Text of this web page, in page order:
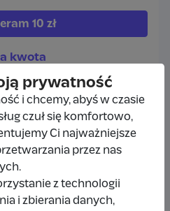
10 zł
kwota
Zgłoś
prywatność
i chcemy, abyś w czasie
czuł się komfortowo,
Ci najważniejsze
przez nas
z technologii
i zbierania danych,